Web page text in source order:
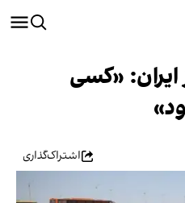
ایران: «کسی
اشتراک‌گذاری